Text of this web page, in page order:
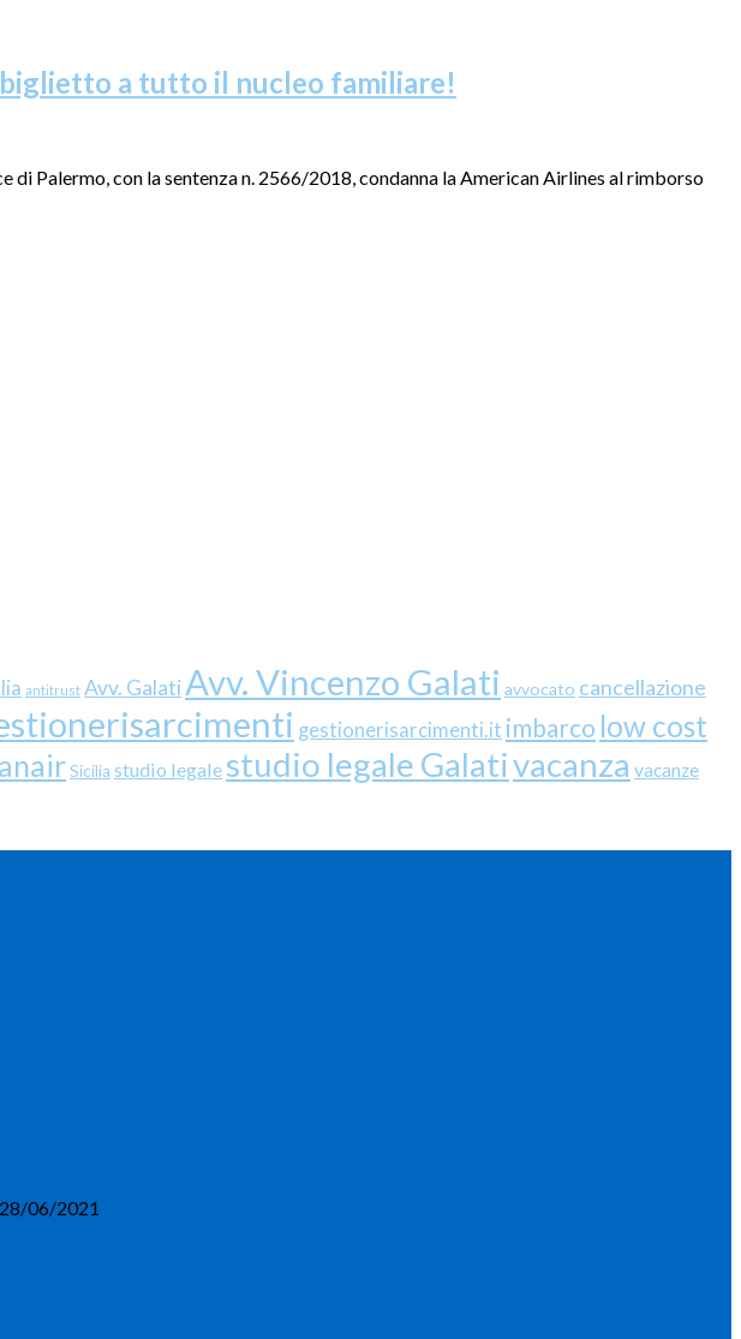
a tutto il nucleo familiare!
Palermo, con la sentenza n. 2566/2018, condanna la American Airlines al rimborso
antitrust Avv. GalatiAvv. Vincenzo Galati avvocato cancellazione
gestionerisarcimenti.it imbarco low cost
Sicilia studio legale studio legale Galativacanza vacanze
28/06/2021